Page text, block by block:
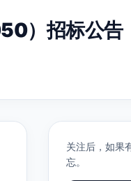
）招标公告
关注后，如果
忘。